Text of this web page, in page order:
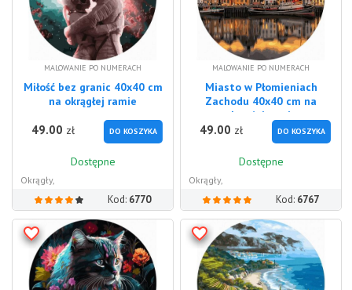
MALOWANIE PO NUMERACH
Miłość bez granic 40x40 cm
na okrągłej ramie
49.00 zł DO KOSZYKA
Dostępne
Okrągły,
Kod: 6770
MALOWANIE PO NUMERACH
Miasto w Płomieniach
Zachodu 40x40 cm na
okrągłej ramie
49.00 zł DO KOSZYKA
Dostępne
Okrągły,
Kod: 6767